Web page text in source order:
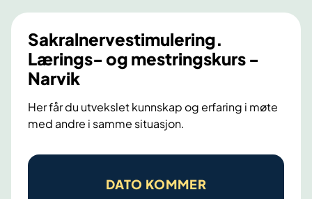
e
d
e
d
e
s
d
e
s
d
e
Sakralnervestimulering.
Lærings- og mestringskurs -
Narvik
Her får du utvekslet kunnskap og erfaring i møte
med andre i samme situasjon.
S
DATO KOMMER